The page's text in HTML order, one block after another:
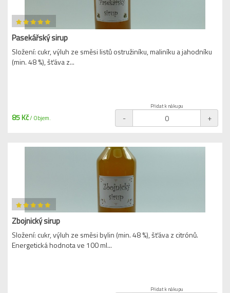
Pasekářský sirup
Složení: cukr, výluh ze směsi listů ostružiníku, maliníku a jahodníku
(min. 48 %), šťáva z...
85 Kč/ Objem.
Přidat k nákupu
- +
Zbojnický sirup
Složení: cukr, výluh ze směsi bylin (min. 48 %), šťáva z citrónů.
Energetická hodnota ve 100 ml...
Přidat k nákupu